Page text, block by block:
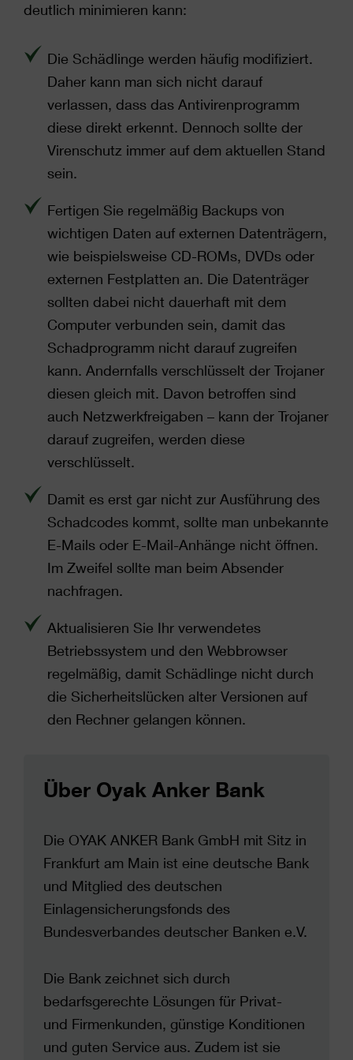
deutlich minimieren kann:
Die Schädlinge werden häufig modifiziert.
Daher kann man sich nicht darauf
verlassen, dass das Antivirenprogramm
diese direkt erkennt. Dennoch sollte der
Virenschutz immer auf dem aktuellen Stand
sein.
Fertigen Sie regelmäßig Backups von
wichtigen Daten auf externen Datenträgern,
wie beispielsweise CD-ROMs, DVDs oder
externen Festplatten an. Die Datenträger
sollten dabei nicht dauerhaft mit dem
Computer verbunden sein, damit das
Schadprogramm nicht darauf zugreifen
kann. Andernfalls verschlüsselt der Trojaner
diesen gleich mit. Davon betroffen sind
auch Netzwerkfreigaben – kann der Trojaner
darauf zugreifen, werden diese
verschlüsselt.
Damit es erst gar nicht zur Ausführung des
Schadcodes kommt, sollte man unbekannte
E-Mails oder E-Mail-Anhänge nicht öffnen.
Im Zweifel sollte man beim Absender
nachfragen.
Aktualisieren Sie Ihr verwendetes
Betriebssystem und den Webbrowser
regelmäßig, damit Schädlinge nicht durch
die Sicherheitslücken alter Versionen auf
den Rechner gelangen können.
Über Oyak Anker Bank
Die OYAK ANKER Bank GmbH mit Sitz in
Frankfurt am Main ist eine deutsche Bank
und Mitglied des deutschen
Einlagensicherungsfonds des
Bundesverbandes deutscher Banken e.V.
Die Bank zeichnet sich durch
bedarfsgerechte Lösungen für Privat-
und Firmenkunden, günstige Konditionen
und guten Service aus. Zudem ist sie